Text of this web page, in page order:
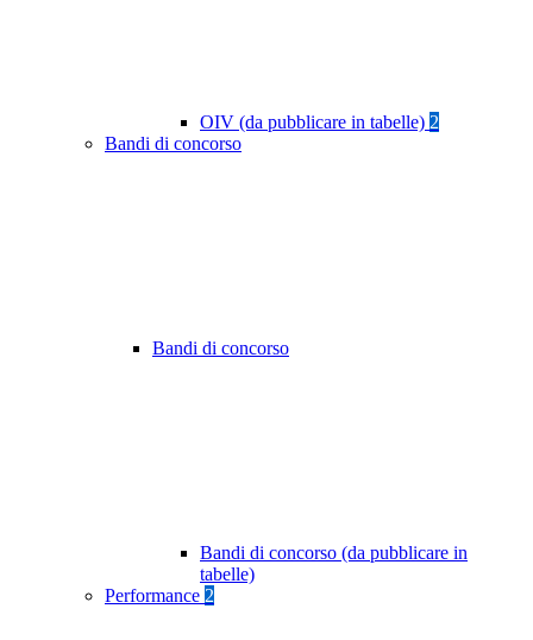
OIV (da pubblicare in tabelle) 2
Bandi di concorso
Bandi di concorso
Bandi di concorso (da pubblicare in
tabelle)
Performance 2